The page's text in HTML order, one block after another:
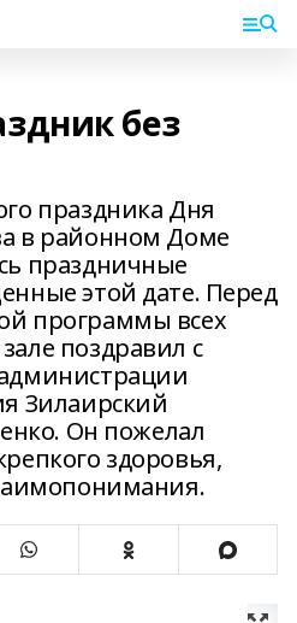
без
праздника Дня
в районном Доме
праздничные
этой дате. Перед
программы всех
поздравил с
Зилаирский
Он пожелал
здоровья,